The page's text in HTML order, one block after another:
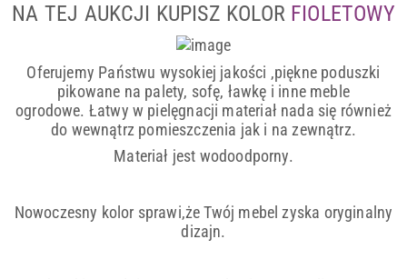
NA TEJ AUKCJI KUPISZ KOLOR FIOLETOWY
Oferujemy Państwu wysokiej jakości ,piękne poduszki
pikowane na palety, sofę, ławkę i inne meble
ogrodowe. Łatwy w pielęgnacji materiał nada się również
do wewnątrz pomieszczenia jak i na zewnątrz.
Materiał jest wodoodporny.
Nowoczesny kolor sprawi,że Twój mebel zyska oryginalny
dizajn.